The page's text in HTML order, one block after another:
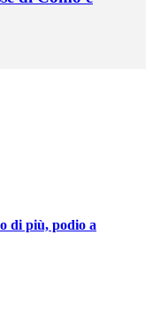
di più, podio a